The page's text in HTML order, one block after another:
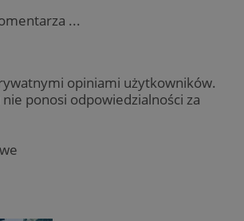
...
opiniami użytkowników.
ponosi odpowiedzialności za